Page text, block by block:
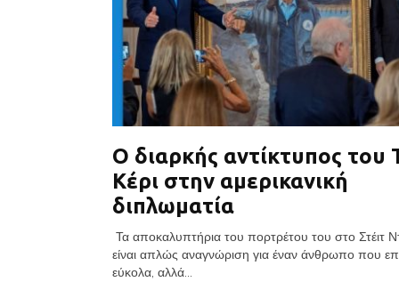
Ο διαρκής αντίκτυπος του
Κέρι στην αμερικανική
διπλωματία
Τα αποκαλυπτήρια του πορτρέτου του στο Στέιτ
είναι απλώς αναγνώριση για έναν άνθρωπο που
εύκολα, αλλά...